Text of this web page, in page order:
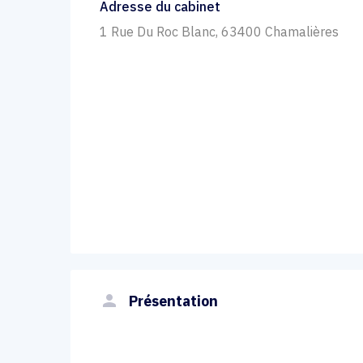
Adresse du cabinet
1 Rue Du Roc Blanc, 63400 Chamalières
person Présentation